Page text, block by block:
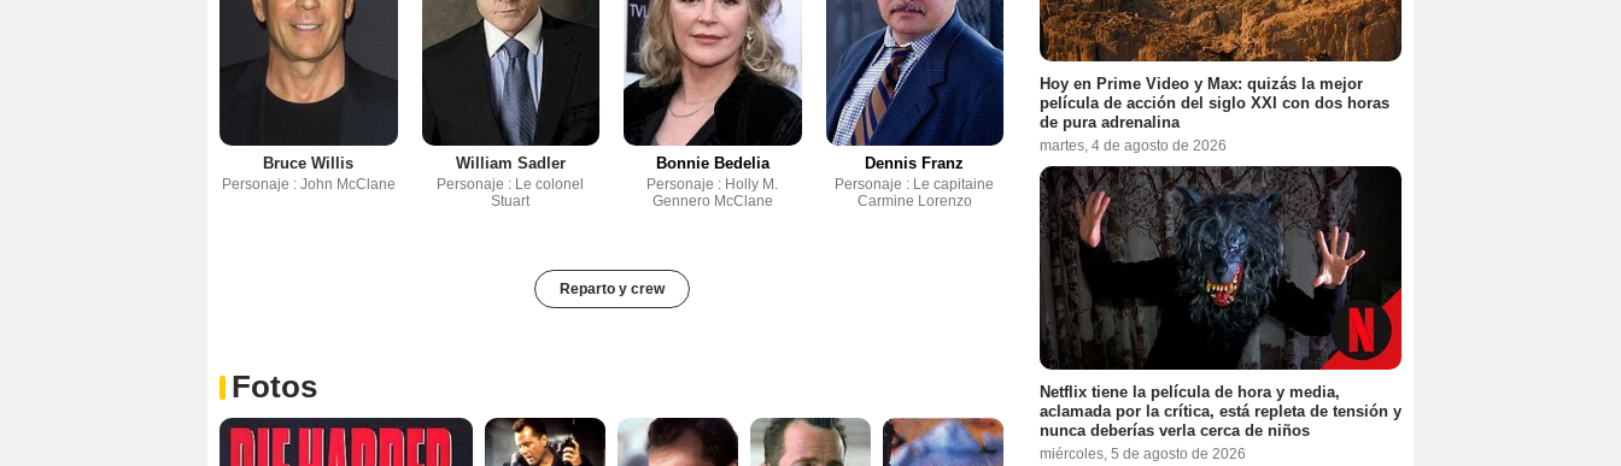
Bruce Willis
Personaje : John McClane
William Sadler
Personaje : Le colonel
Stuart
Bonnie Bedelia
Personaje : Holly M.
Gennero McClane
Dennis Franz
Personaje : Le capitaine
Carmine Lorenzo
Reparto y crew
Fotos
Hoy en Prime Video y Max: quizás la mejor
película de acción del siglo XXI con dos horas
de pura adrenalina
martes, 4 de agosto de 2026
Netflix tiene la película de hora y media,
aclamada por la crítica, está repleta de tensión y
nunca deberías verla cerca de niños
miércoles, 5 de agosto de 2026